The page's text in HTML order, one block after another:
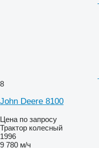
8
John Deere 8100
Цена по запросу
Трактор колесный
1996
9 780 м/ч